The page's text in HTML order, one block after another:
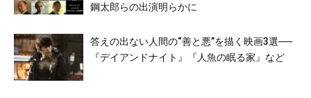
鋼太郎らの出演明らかに
答えの出ない人間の“善と悪”を描く映画3選──
『デイアンドナイト』『人魚の眠る家』など